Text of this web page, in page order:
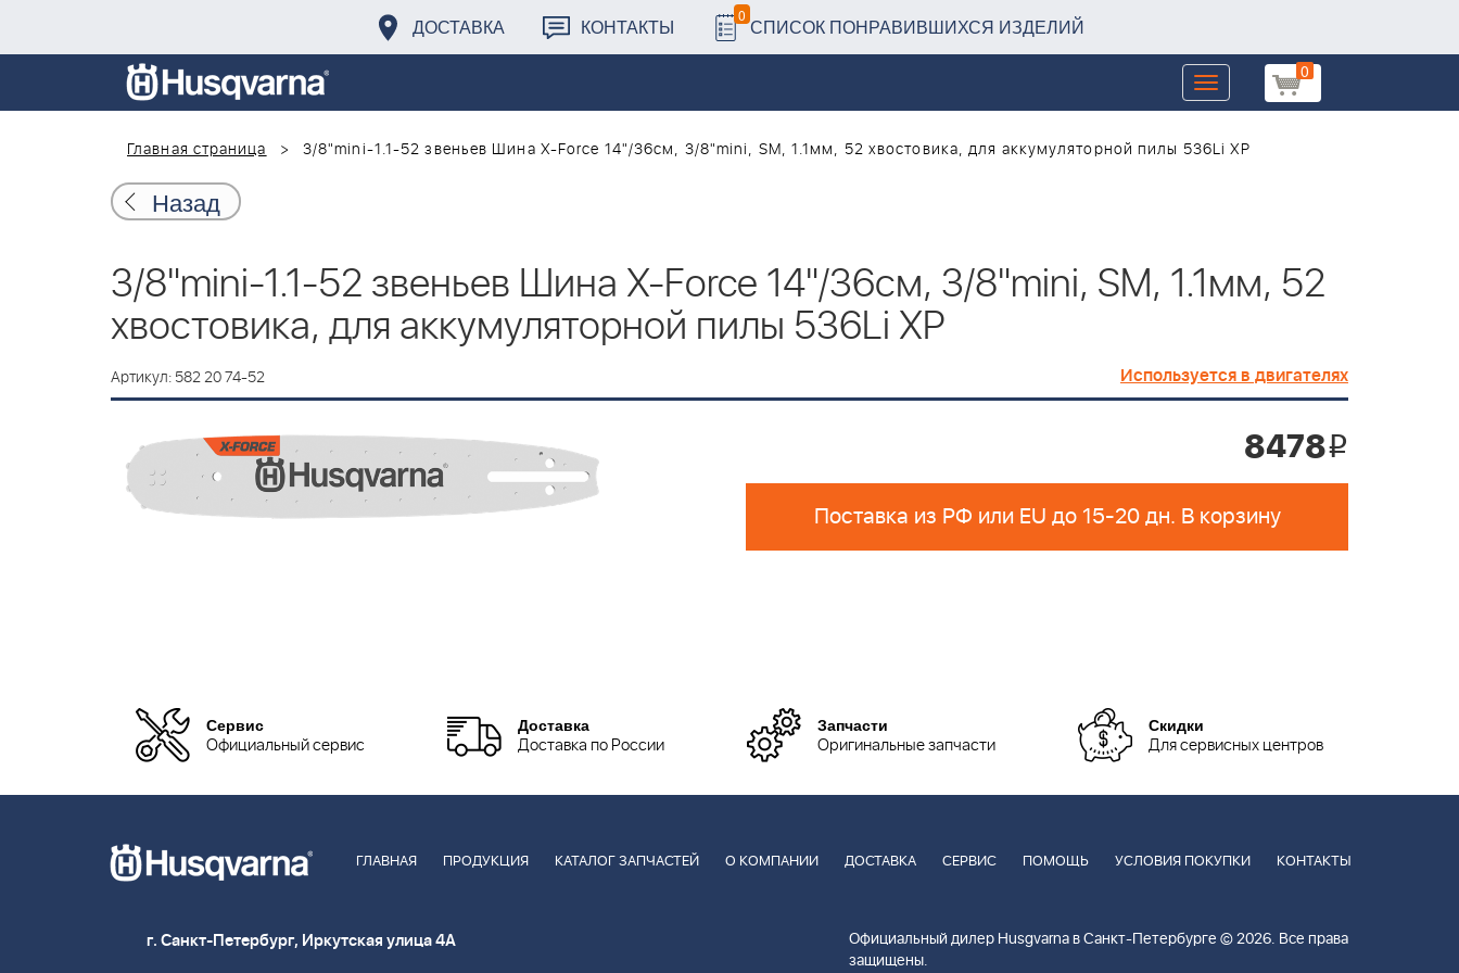
ДОСТАВКА КОНТАКТЫ 0 СПИСОК ПОНРАВИВШИХСЯ ИЗДЕЛИЙ
0
Toggle
navigation
Главная страница
3/8"mini-1.1-52 звеньев Шина X-Force 14"/36см, 3/8"mini, SM, 1.1мм, 52 хвостовика, для аккумуляторной пилы 536Li XP
Назад
3/8"mini-1.1-52 звеньев Шина X-Force 14"/36см, 3/8"mini, SM, 1.1мм, 52
хвостовика, для аккумуляторной пилы 536Li XP
Артикул: 582 20 74-52 Используется в двигателях
8478i
Поставка из РФ или EU до 15-20 дн. В корзину
Сервис
Официальный сервис
Доставка
Доставка по России
Запчасти
Оригинальные запчасти
Скидки
Для сервисных центров
ГЛАВНАЯ ПРОДУКЦИЯ КАТАЛОГ ЗАПЧАСТЕЙ О КОМПАНИИ ДОСТАВКА СЕРВИС ПОМОЩЬ УСЛОВИЯ ПОКУПКИ КОНТАКТЫ
г. Санкт-Петербург, Иркутская улица 4А
Официальный дилер Husgvarna в Санкт-Петербурге © 2026. Все права
защищены.